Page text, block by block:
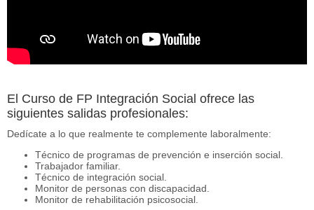
El Curso de FP Integración Social ofrece las
siguientes salidas profesionales:
Dedícate a lo que realmente te complemente laboralmente:
Técnico de programas de prevención e inserción social.
Trabajador familiar.
Técnico de integración social.
Monitor de personas con discapacidad.
Monitor de rehabilitación psicosocial.